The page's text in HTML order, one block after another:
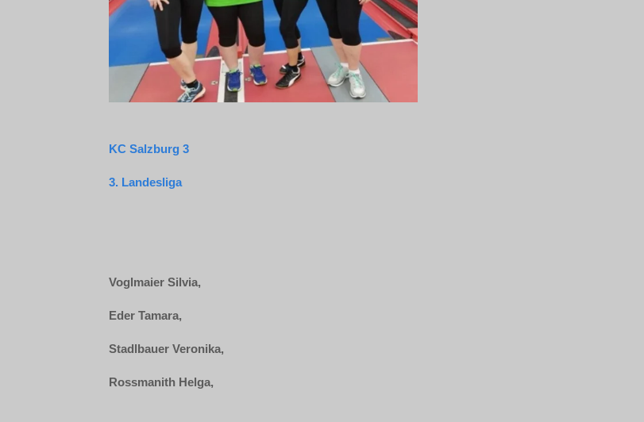
KC Salzburg 3
3. Landesliga
Voglmaier Silvia,
Eder Tamara,
Stadlbauer Veronika,
Rossmanith Helga,